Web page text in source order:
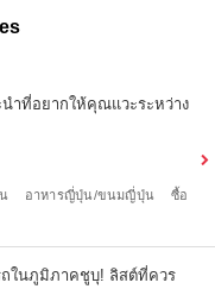
ำที่อยากให้คุณแวะระหว่าง
อาหารญี่ปุ่น/ขนมญี่ปุ่น
ซื้อ
ถในภูมิภาคชูบุ! ลิสต์ที่ควร